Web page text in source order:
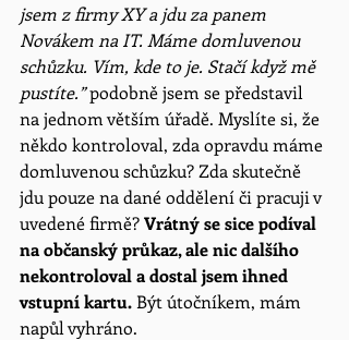
jsem z firmy XY a jdu za panem
Novákem na IT. Máme domluvenou
schůzku. Vím, kde to je. Stačí když mě
pustíte.” podobně jsem se představil
na jednom větším úřadě. Myslíte si, že
někdo kontroloval, zda opravdu máme
domluvenou schůzku? Zda skutečně
jdu pouze na dané oddělení či pracuji v
uvedené firmě? Vrátný se sice podíval
na občanský průkaz, ale nic dalšího
nekontroloval a dostal jsem ihned
vstupní kartu. Být útočníkem, mám
napůl vyhráno.